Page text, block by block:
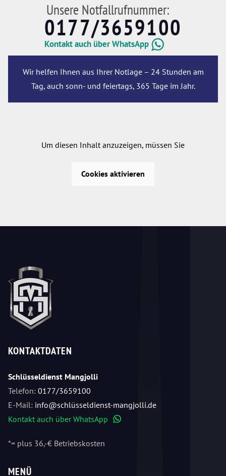
Unsere Notfallrufnummer:
0177/3659100
Kontakt auch über WhatsApp
Wir helfen Ihnen aus Ihrer Notlage – 24 Stunden am
Tag, auch sonn- und feiertags, 365 Tage im Jahr.
Um diesen Inhalt anzuzeigen, müssen Sie
Cookies aktivieren
KONTAKTDATEN
Schlüsseldienst Mangjolli
Telefon: 0177/3659100
E-Mail: info@schlüsseldienst-mangjolli.de
Kontakt auch über WhatsApp
*= plus 36,-€ Betriebskosten
MENÜ